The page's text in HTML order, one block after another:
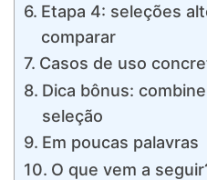
Etapa 4: seleções
comparar
Casos de uso
Dica bônus:
seleção
Em poucas palavras
O que vem a